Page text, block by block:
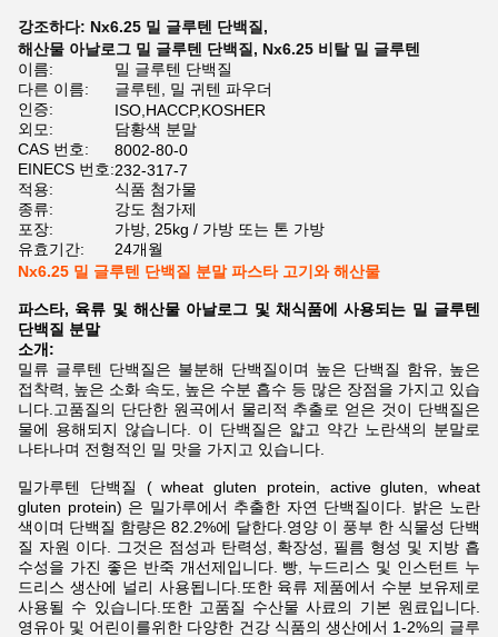
강조하다: Nx6.25 밀 글루텐 단백질 ,
해산물 아날로그 밀 글루텐 단백질 , Nx6.25 비탈 밀 글루텐
이름:
밀 글루텐 단백질
다른 이름:
글루텐, 밀 귀텐 파우더
인증:
ISO,HACCP,KOSHER
외모:
담황색 분말
CAS 번호:
8002-80-0
EINECS 번호:232-317-7
적용:
식품 첨가물
종류:
강도 첨가제
포장:
가방, 25kg / 가방 또는 톤 가방
유효기간:
24개월
Nx6.25 밀 글루텐 단백질 분말 파스타 고기와 해산물
파스타, 육류 및 해산물 아날로그 및 채식품에 사용되는 밀 글루텐
단백질 분말
소개:
밀류 글루텐 단백질은 불분해 단백질이며 높은 단백질 함유, 높은
접착력, 높은 소화 속도, 높은 수분 흡수 등 많은 장점을 가지고 있습
니다.고품질의 단단한 원곡에서 물리적 추출로 얻은 것이 단백질은
물에 용해되지 않습니다. 이 단백질은 얇고 약간 노란색의 분말로
나타나며 전형적인 밀 맛을 가지고 있습니다.
밀가루텐 단백질 ( wheat gluten protein, active gluten, wheat
gluten protein) 은 밀가루에서 추출한 자연 단백질이다. 밝은 노란
색이며 단백질 함량은 82.2%에 달한다.영양 이 풍부 한 식물성 단백
질 자원 이다. 그것은 점성과 탄력성, 확장성, 필름 형성 및 지방 흡
수성을 가진 좋은 반죽 개선제입니다. 빵, 누드리스 및 인스턴트 누
드리스 생산에 널리 사용됩니다.또한 육류 제품에서 수분 보유제로
사용될 수 있습니다.또한 고품질 수산물 사료의 기본 원료입니다.
영유아 및 어린이를위한 다양한 건강 식품의 생산에서 1-2%의 글루